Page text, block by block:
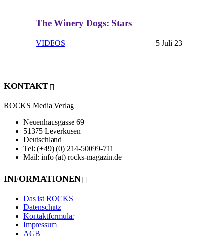
The Winery Dogs: Stars
VIDEOS 5 Juli 23
KONTAKT
ROCKS Media Verlag
Neuenhausgasse 69
51375 Leverkusen
Deutschland
Tel: (+49) (0) 214-50099-711
Mail: info (at) rocks-magazin.de
INFORMATIONEN
Das ist ROCKS
Datenschutz
Kontaktformular
Impressum
AGB